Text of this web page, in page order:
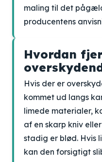
maling til det
producentens
Hvordan
Hvis der er
kommet ud langs
limede materialer,
af en skarp kniv
stadig er blød. Hvis
kan den forsigtigt